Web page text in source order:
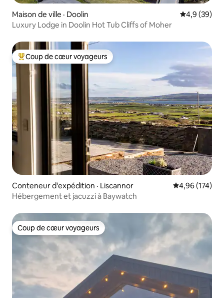
Maison de ville · Doolin Note
4,9 (39)
Luxury Lodge in Doolin Hot Tub Cliffs of Moher
Coup de cœur voyageurs parmi les plus aimés
Coup de cœur voyageurs
Conteneur d'expédition · Liscannor Note
4,96 (174)
Hébergement et jacuzzi à Baywatch
Coup de cœur voyageurs
Coup de cœur voyageurs